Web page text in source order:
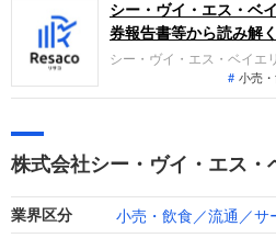
シー・ヴイ・エス・ベ
券報告書等から読み解
シー・ヴイ・エス・ベイエ
ド市場に上場しており、
ビス事業などを展開してい
は赤字に転落しています。
小売
株式会社シー・ヴイ・エス
業界区分 小売・飲食／流通／